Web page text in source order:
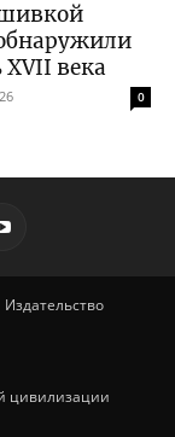
века
0
Издательство
цивилизации